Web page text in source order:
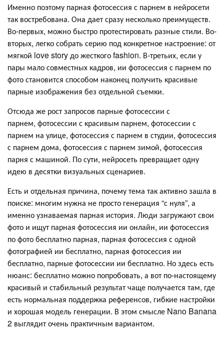
Именно поэтому парная фотосессия с парнем в нейросети
так востребована. Она дает сразу несколько преимуществ.
Во-первых, можно быстро протестировать разные стили. Во-
вторых, легко собрать серию под конкретное настроение: от
мягкой love story до жесткого fashion. В-третьих, если у
пары мало совместных кадров, ии фотосессия с парнем по
фото становится способом наконец получить красивые
парные изображения без отдельной съемки.
Отсюда же рост запросов парные фотосессии с
парнем, фотосессии с красивым парнем, фотосессии с
парнем на улице, фотосессия с парнем в студии, фотосессия
с парнем дома, фотосессия с парнем зимой, фотосессия
парня с машиной. По сути, нейросеть превращает одну
идею в десятки визуальных сценариев.
Есть и отдельная причина, почему тема так активно зашла в
поиске: многим нужна не просто генерация “с нуля”, а
именно узнаваемая парная история. Люди загружают свои
фото и ищут парная фотосессия ии онлайн, ии фотосессия
по фото бесплатно парная, парная фотосессия с одной
фотографией ии бесплатно, парная фотосессия ии
бесплатно, парные фотосессии ии бесплатно. Но здесь есть
нюанс: бесплатно можно попробовать, а вот по-настоящему
красивый и стабильный результат чаще получается там, где
есть нормальная поддержка референсов, гибкие настройки
и хорошая модель генерации. В этом смысле Nano Banana
2 выглядит очень практичным вариантом.